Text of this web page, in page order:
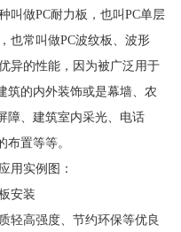
叫做PC耐力板，也叫PC单层
也常叫做PC波纹板、波形
异的性能，因为被广泛用于
筑的内外装饰或是幕墙、农
障、建筑室内采光、电话
置等等。
用实例图：
安装
轻高强度、节约环保等优良